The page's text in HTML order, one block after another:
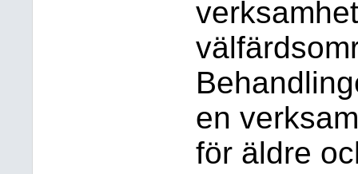
en
för äldre